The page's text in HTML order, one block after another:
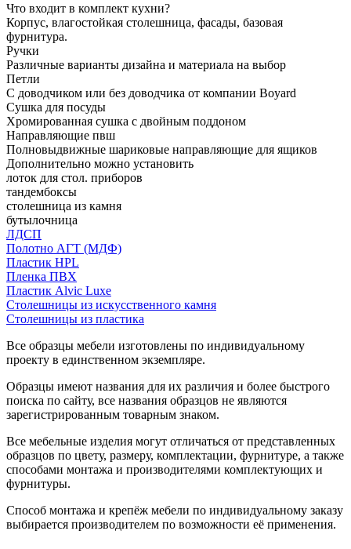
Что входит в комплект кухни?
Корпус, влагостойкая столешница, фасады, базовая
фурнитура.
Ручки
Различные варианты дизайна и материала на выбор
Петли
С доводчиком или без доводчика от компании Boyard
Сушка для посуды
Хромированная сушка с двойным поддоном
Направляющие пвш
Полновыдвижные шариковые направляющие для ящиков
Дополнительно можно установить
лоток для стол. приборов
тандембоксы
столешница из камня
бутылочница
ЛДСП
Полотно АГТ (МДФ)
Пластик HPL
Пленка ПВХ
Пластик Alvic Luxe
Столешницы из искусственного камня
Столешницы из пластика
Все образцы мебели изготовлены по индивидуальному
проекту в единственном экземпляре.
Образцы имеют названия для их различия и более быстрого
поиска по сайту, все названия образцов не являются
зарегистрированным товарным знаком.
Все мебельные изделия могут отличаться от представленных
образцов по цвету, размеру, комплектации, фурнитуре, а также
способами монтажа и производителями комплектующих и
фурнитуры.
Способ монтажа и крепёж мебели по индивидуальному заказу
выбирается производителем по возможности её применения.